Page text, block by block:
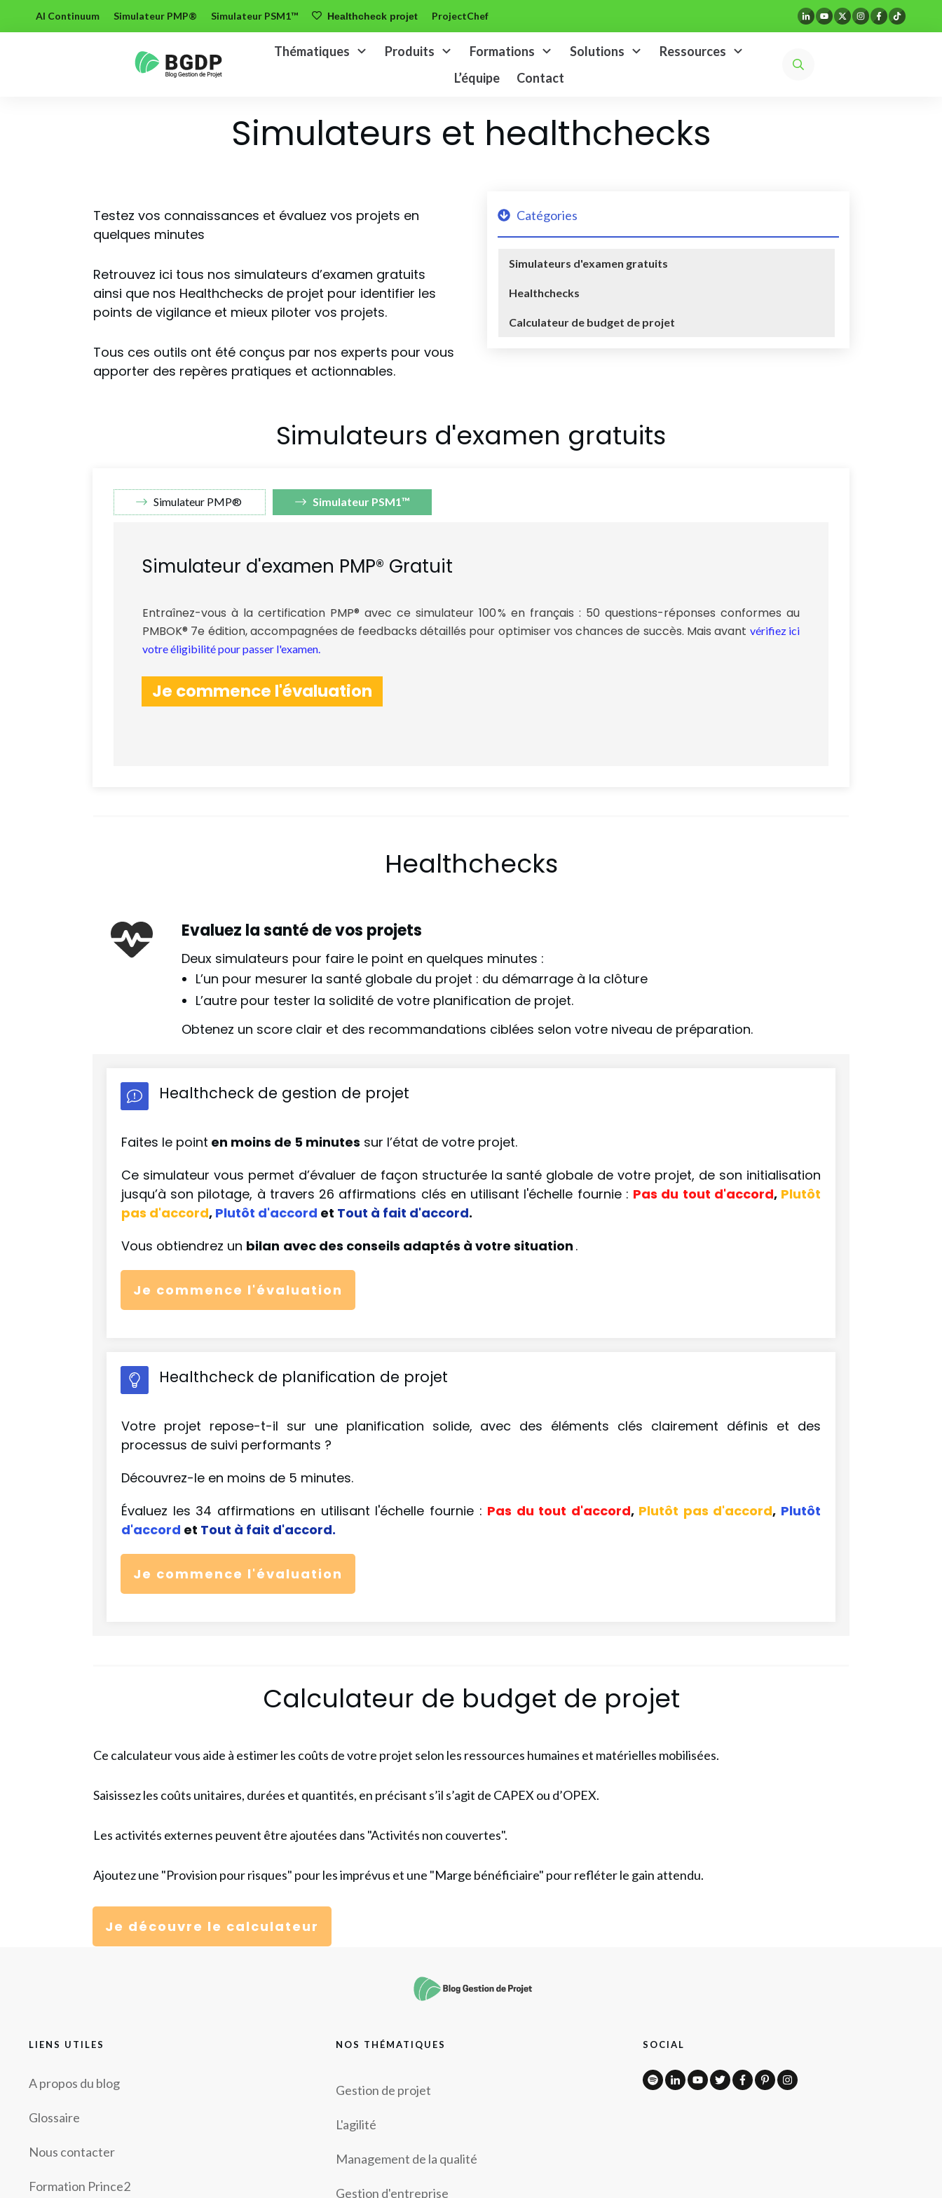
AI Continuum Simulateur PMP® Simulateur PSM1™ Healthcheck projet ProjectChef
Thématiques Produits Formations Solutions
Ressources
L’équipe
Contact
Simulateurs et healthchecks
Testez vos connaissances et évaluez vos projets en
quelques minutes
Retrouvez ici tous nos simulateurs d’examen gratuits
ainsi que nos Healthchecks de projet pour identifier les
points de vigilance et mieux piloter vos projets.
Tous ces outils ont été conçus par nos experts pour vous
apporter des repères pratiques et actionnables.
Catégories
Simulateurs d'examen gratuits
Healthchecks
Calculateur de budget de projet
Simulateurs d'examen gratuits
Simulateur PMP® Simulateur PSM1™
Simulateur d'examen PMP® Gratuit
Entraînez-vous à la certification PMP® avec ce simulateur 100 % en français : 50 questions-réponses conformes au
PMBOK® 7e édition, accompagnées de feedbacks détaillés pour optimiser vos chances de succès. Mais avant vérifiez ici
votre éligibilité pour passer l'examen.
Je commence l'évaluation
Healthchecks
Evaluez la santé de vos projets
Deux simulateurs pour faire le point en quelques minutes :
L’un pour mesurer la santé globale du projet : du démarrage à la clôture
L’autre pour tester la solidité de votre planification de projet.
Obtenez un score clair et des recommandations ciblées selon votre niveau de préparation.
Healthcheck de gestion de projet
Faites le point en moins de 5 minutes sur l’état de votre projet.
Ce simulateur vous permet d’évaluer de façon structurée la santé globale de votre projet, de son initialisation
jusqu’à son pilotage, à travers 26 affirmations clés en utilisant l'échelle fournie : Pas du tout d'accord, Plutôt
pas d'accord, Plutôt d'accord et Tout à fait d'accord.
Vous obtiendrez un bilan avec des conseils adaptés à votre situation .
Je commence l'évaluation
Healthcheck de planification de projet
Votre projet repose-t-il sur une planification solide, avec des éléments clés clairement définis et des
processus de suivi performants ?
Découvrez-le en moins de 5 minutes.
Évaluez les 34 affirmations en utilisant l'échelle fournie : Pas du tout d'accord, Plutôt pas d'accord, Plutôt
d'accord et Tout à fait d'accord.
Je commence l'évaluation
Calculateur de budget de projet
Ce calculateur vous aide à estimer les coûts de votre projet selon les ressources humaines et matérielles mobilisées.
Saisissez les coûts unitaires, durées et quantités, en précisant s’il s’agit de CAPEX ou d’OPEX.
Les activités externes peuvent être ajoutées dans "Activités non couvertes".
Ajoutez une "Provision pour risques" pour les imprévus et une "Marge bénéficiaire" pour refléter le gain attendu.
Je découvre le calculateur
LIENS UTILES
A propos du blog
Glossaire
Nous contacter
Formation Prince2
NOS THÉMATIQUES
Gestion de projet
L'agilité
Management de la qualité
Gestion d'entreprise
SOCIAL